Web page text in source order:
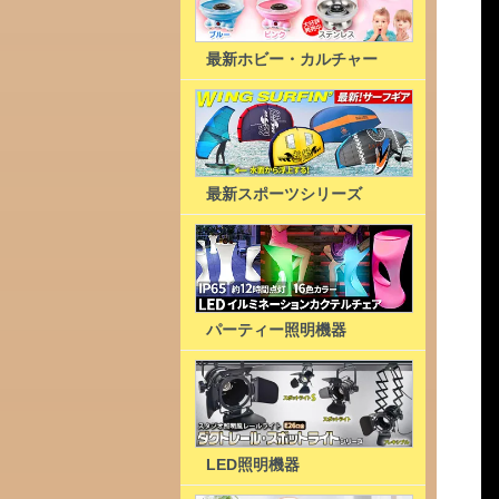
最新ホビー・カルチャー
最新スポーツシリーズ
パーティー照明機器
LED照明機器